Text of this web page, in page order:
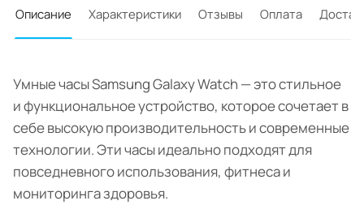
Описание Характеристики Отзывы Оплата
Умные часы Samsung Galaxy Watch — это стильное
и функциональное устройство, которое сочетает в
себе высокую производительность и современные
технологии. Эти часы идеально подходят для
повседневного использования, фитнеса и
мониторинга здоровья.